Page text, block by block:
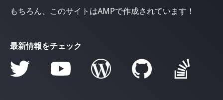
もちろん、このサイトはAMPで作成されています！
最新情報をチェック